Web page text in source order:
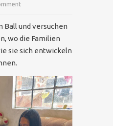
Ball und versuchen
wo die Familien
sie sich entwickeln